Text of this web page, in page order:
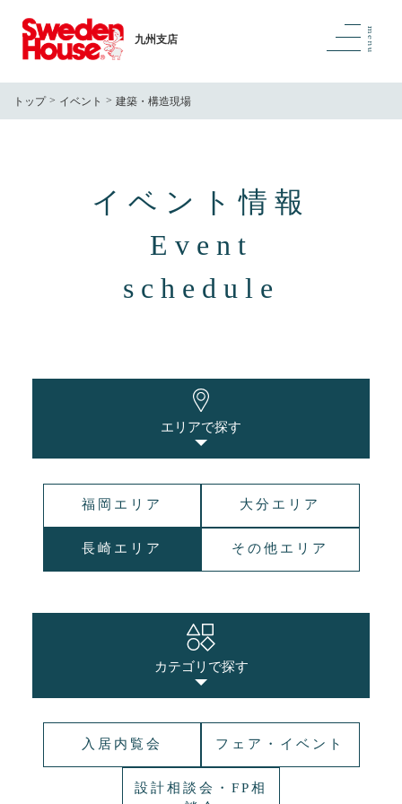
九州支店
トップ イベント 建築・構造現場
イベント情報
Event
schedule
エリアで探す
福岡エリア 大分エリア
長崎エリア その他エリア
カテゴリで探す
入居内覧会 フェア・イベント
設計相談会・FP相